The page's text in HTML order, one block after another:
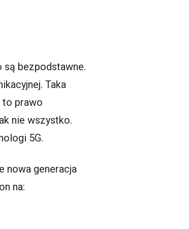
są bezpodstawne.
Taka
to prawo
nie wszystko.
5G.
nowa generacja
na: